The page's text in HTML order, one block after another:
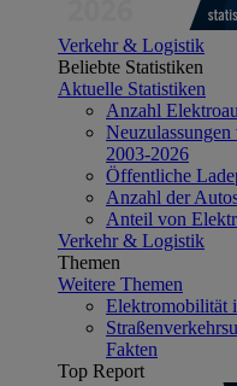
Verkehr & Logistik
Beliebte Statistiken
Aktuelle Statistiken
Anzahl
2003-2026
Öffentliche
Anzahl der
Anteil von
Verkehr & Logistik
Themen
Weitere Themen
Elektromobilität
Fakten
Top Report